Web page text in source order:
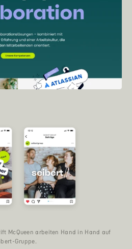
McQueen arbeiten Hand in Hand auf
Gruppe.